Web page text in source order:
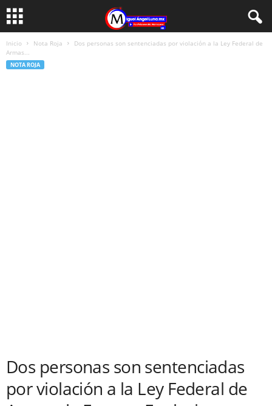
Inicio Nota Roja
Dos personas son sentenciadas por violación a la Ley Federal de
Armas...
NOTA ROJA
Dos personas son sentenciadas
por violación a la Ley Federal de